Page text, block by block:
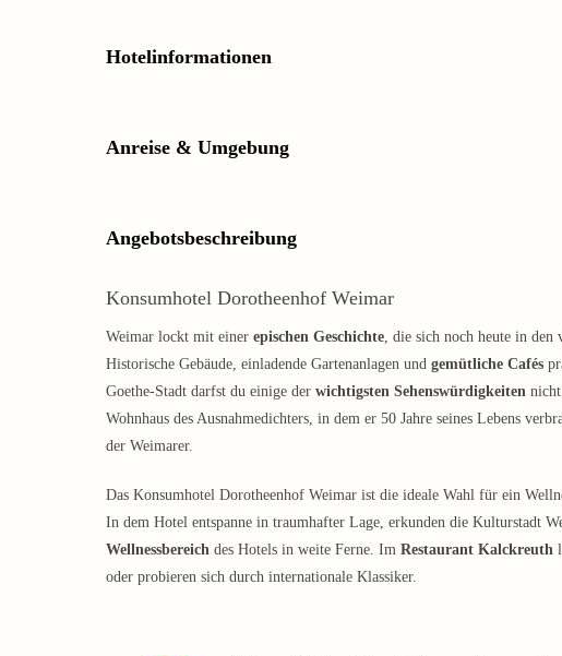
Hotelinformationen
Anreise & Umgebung
Angebotsbeschreibung
Konsumhotel Dorotheenhof Weimar
Weimar lockt mit einer epischen Geschichte , die sich noch heute in
Historische Gebäude, einladende Gartenanlagen und gemütliche Cafés
Goethe-Stadt darfst du einige der wichtigsten Sehenswürdigkeiten
Wohnhaus des Ausnahmedichters, in dem er 50 Jahre seines Lebens
der Weimarer.
Das Konsumhotel Dorotheenhof Weimar ist die ideale Wahl für ein
In dem Hotel entspanne in traumhafter Lage, erkunden die Kulturstadt
Wellnessbereich des Hotels in weite Ferne. Im Restaurant Kalckreuth
oder probieren sich durch internationale Klassiker.